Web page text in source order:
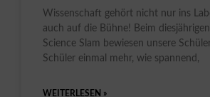
Wissenschaft gehört nicht nur ins
auch auf die Bühne! Beim
Science Slam bewiesen unsere
Schüler einmal mehr, wie spannend,
WEITERLESEN »